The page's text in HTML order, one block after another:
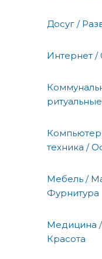
Досуг /
Интернет /
техника /
Мебель /
Фурнитура
Медицина
Красота